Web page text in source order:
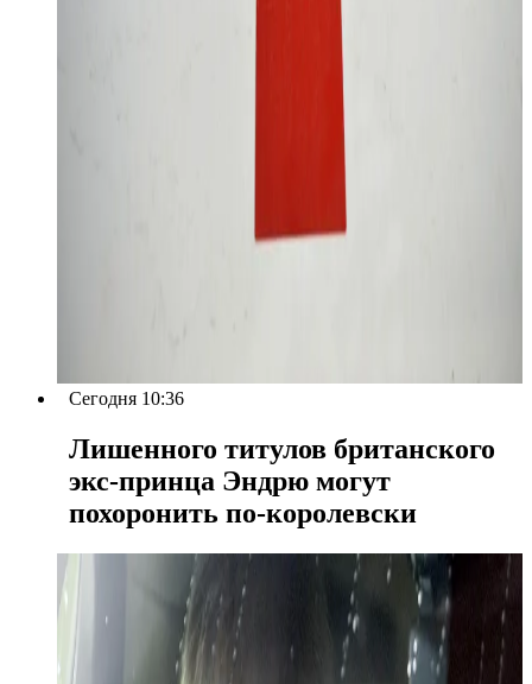
Сегодня 10:36
Лишенного титулов британского
экс-принца Эндрю могут
похоронить по-королевски